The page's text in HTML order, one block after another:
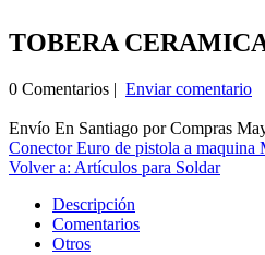
TOBERA
0 Comentarios | Enviar comentario
Envío En Santiago por Compras
Conector Euro de pistola a
Volver a: Artículos para Soldar
Descripción
Comentarios
Otros